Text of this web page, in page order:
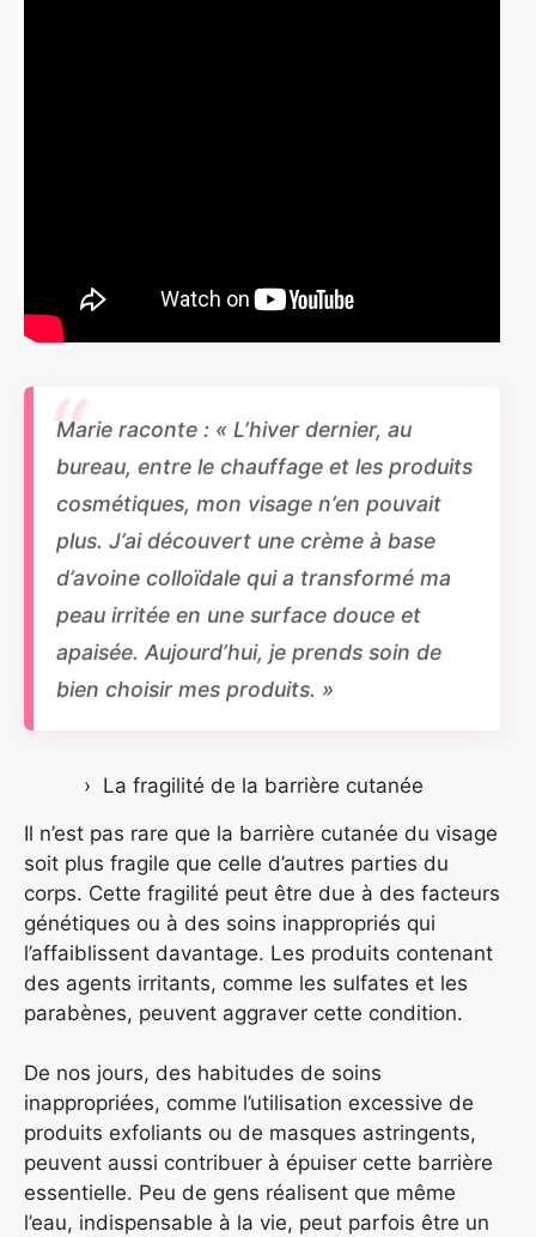
Marie raconte : « L’hiver dernier, au
bureau, entre le chauffage et les produits
cosmétiques, mon visage n’en pouvait
plus. J’ai découvert une crème à base
d’avoine colloïdale qui a transformé ma
peau irritée en une surface douce et
apaisée. Aujourd’hui, je prends soin de
bien choisir mes produits. »
La fragilité de la barrière cutanée
Il n’est pas rare que la barrière cutanée du visage
soit plus fragile que celle d’autres parties du
corps. Cette fragilité peut être due à des facteurs
génétiques ou à des soins inappropriés qui
l’affaiblissent davantage. Les produits contenant
des agents irritants, comme les sulfates et les
parabènes, peuvent aggraver cette condition.
De nos jours, des habitudes de soins
inappropriées, comme l’utilisation excessive de
produits exfoliants ou de masques astringents,
peuvent aussi contribuer à épuiser cette barrière
essentielle. Peu de gens réalisent que même
l’eau, indispensable à la vie, peut parfois être un